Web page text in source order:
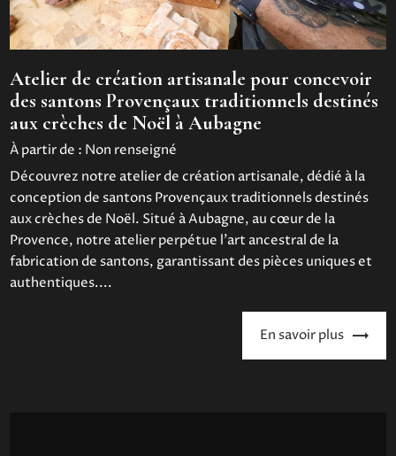
Atelier de création artisanale pour concevoir
des santons Provençaux traditionnels destinés
aux crèches de Noël à Aubagne
À partir de : Non renseigné
Découvrez notre atelier de création artisanale, dédié à la
conception de santons Provençaux traditionnels destinés
aux crèches de Noël. Situé à Aubagne, au cœur de la
Provence, notre atelier perpétue l'art ancestral de la
fabrication de santons, garantissant des pièces uniques et
authentiques....
En savoir plus